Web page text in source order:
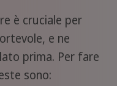
è cruciale per
e ne
prima. Per fare
sono: